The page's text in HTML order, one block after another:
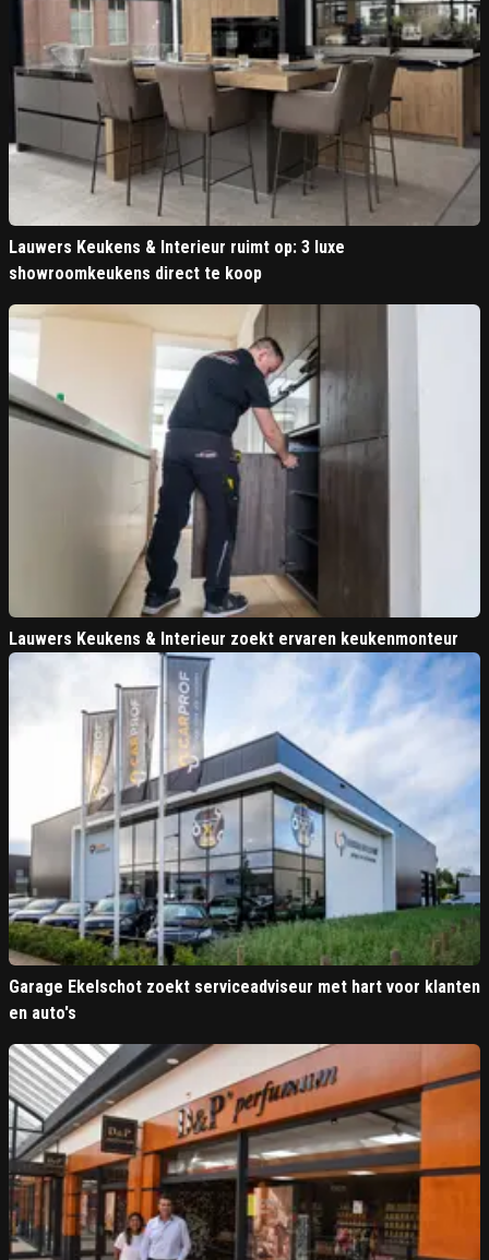
Lauwers Keukens & Interieur ruimt op: 3 luxe
showroomkeukens direct te koop
Lauwers Keukens & Interieur zoekt ervaren keukenmonteur
Garage Ekelschot zoekt serviceadviseur met hart voor klanten
en auto's